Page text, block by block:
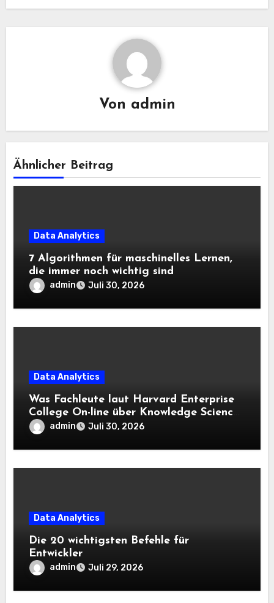
Von admin
Ähnlicher Beitrag
Data Analytics
7 Algorithmen für maschinelles Lernen,
die immer noch wichtig sind
admin Juli 30, 2026
Data Analytics
Was Fachleute laut Harvard Enterprise
College On-line über Knowledge Science
und KI wissen sollten
admin Juli 30, 2026
Data Analytics
Die 20 wichtigsten Befehle für
Entwickler
admin Juli 29, 2026